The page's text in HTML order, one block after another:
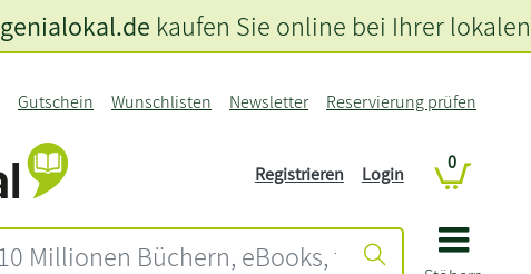
Gutschein Wunschlisten Newsletter Reservierung prüfen
Registrieren Login
0
genialokal.de kaufen Sie online bei Ihrer lokalen